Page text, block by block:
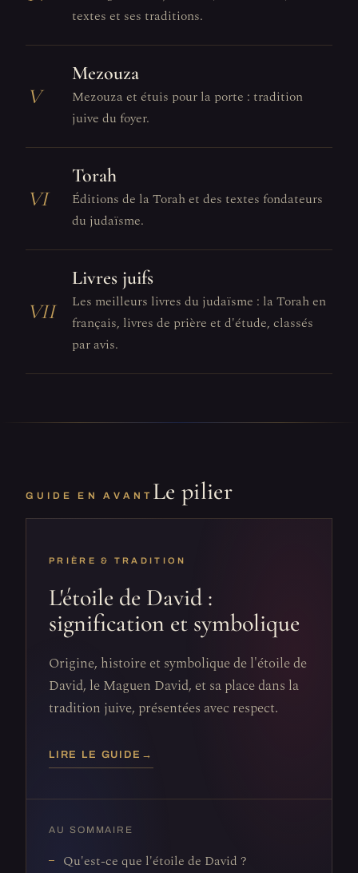
textes et ses traditions.
V
Mezouza
Mezouza et étuis pour la porte : tradition
juive du foyer.
VI
Torah
Éditions de la Torah et des textes fondateurs
du judaïsme.
VII
Livres juifs
Les meilleurs livres du judaïsme : la Torah en
français, livres de prière et d'étude, classés
par avis.
GUIDE EN AVANT Le pilier
PRIÈRE & TRADITION
L'étoile de David :
signification et symbolique
Origine, histoire et symbolique de l'étoile de
David, le Maguen David, et sa place dans la
tradition juive, présentées avec respect.
LIRE LE GUIDE →
AU SOMMAIRE
Qu'est-ce que l'étoile de David ?